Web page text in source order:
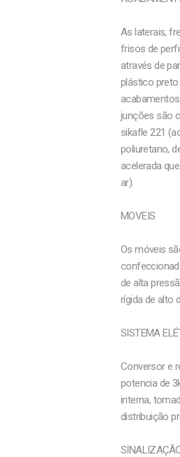
As laterais,
frisos de
através de
plástico
junções são
sikafle 221
poliuretano,
acelerada
ar).
MOVEIS
Os móveis
de alta
rígida de alto
SISTEMA
Conversor e
potencia de
interna,
distribuição